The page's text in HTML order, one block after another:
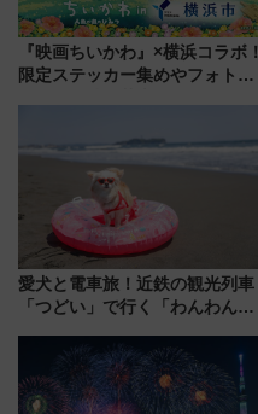
『映画ちいかわ』×横浜コラボ！
限定ステッカー集めやフォトス
募は7/12まで！）
愛犬と電車旅！近鉄の観光列車
「つどい」で行く「わんわん列
める日帰りツアー